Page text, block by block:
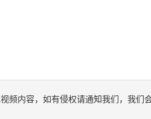
内容，如有侵权请通知我们，我们会